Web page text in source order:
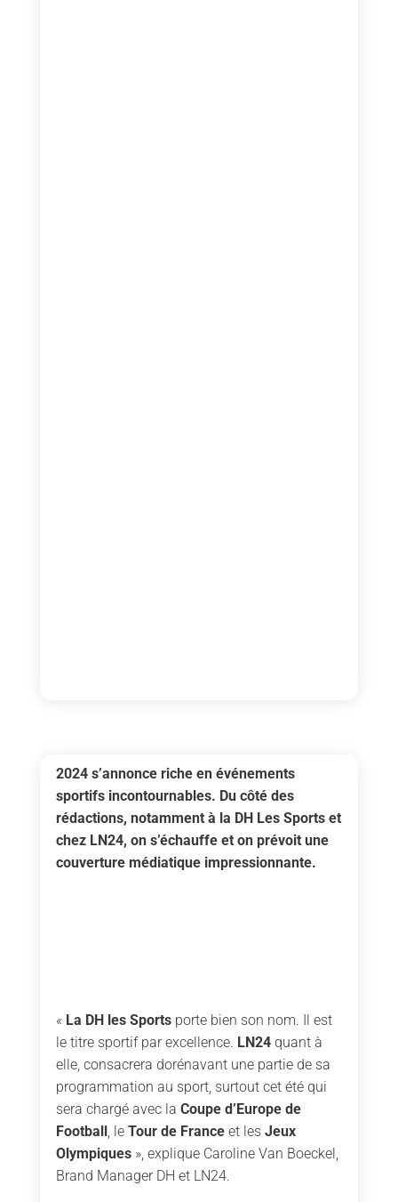
2024 s’annonce riche en événements
sportifs incontournables. Du côté des
rédactions, notamment à la DH Les Sports et
chez LN24, on s’échauffe et on prévoit une
couverture médiatique impressionnante.
« La DH les Sportsporte bien son nom. Il est
le titre sportif par excellence. LN24quant à
elle, consacrera dorénavant une partie de sa
programmation au sport, surtout cet été qui
sera chargé avec la Coupe d’Europe de
Football, le Tour de France et les Jeux
Olympiques», explique Caroline Van Boeckel,
Brand Manager DH et LN24.